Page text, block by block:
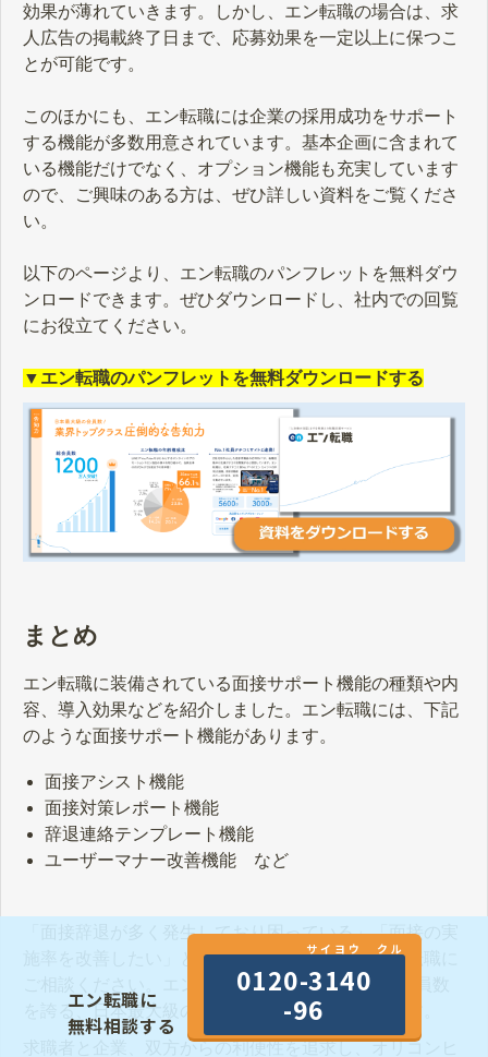
効果が薄れていきます。しかし、エン転職の場合は、求
人広告の掲載終了日まで、応募効果を一定以上に保つこ
とが可能です。
このほかにも、エン転職には企業の採用成功をサポート
する機能が多数用意されています。基本企画に含まれて
いる機能だけでなく、オプション機能も充実しています
ので、ご興味のある方は、ぜひ詳しい資料をご覧くださ
い。
以下のページより、エン転職のパンフレットを無料ダウ
ンロードできます。ぜひダウンロードし、社内での回覧
にお役立てください。
▼エン転職のパンフレットを無料ダウンロードする
まとめ
エン転職に装備されている面接サポート機能の種類や内
容、導入効果などを紹介しました。エン転職には、下記
のような面接サポート機能があります。
面接アシスト機能
面接対策レポート機能
辞退連絡テンプレート機能
ユーザーマナー改善機能 など
「面接辞退が多く発生しており困っている」「面接の実
施率を改善したい」とお悩みの場合は、ぜひエン転職に
ご相談ください。エン転職は、1,200万人以上の会員数
を誇る、日本最大級の中途採用向け求人サイトです。
求職者と企業、双方からの利便性を追求し、オリコンヒ
エン転職に
無料相談する
サイヨウ クル
0120-3140
-96